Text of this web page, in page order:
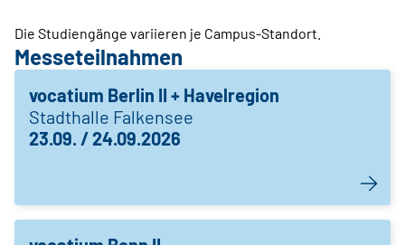
Die Studiengänge variieren je Campus-Standort.
Messeteilnahmen
vocatium Berlin II + Havelregion
Stadthalle Falkensee
23.09. / 24.09.2026